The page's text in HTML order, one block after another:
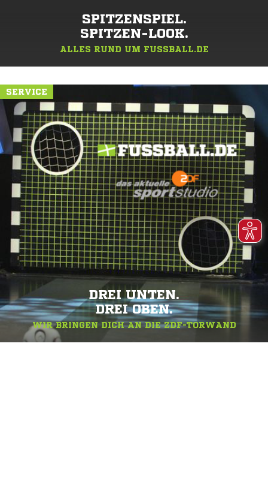
SPITZENSPIEL.
SPITZEN-LOOK.
ALLES RUND UM FUSSBALL.DE
SERVICE
DREI UNTEN.
DREI OBEN.
WIR BRINGEN DICH AN DIE ZDF-TORWAND